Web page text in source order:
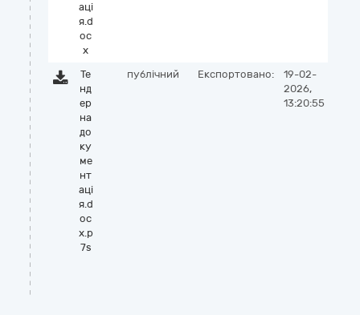
аці
я.d
oc
x
Те
нд
ер
на
до
ку
ме
нт
аці
я.d
oc
x.p
7s
публічний Експортовано:
19-02-
2026,
13:20:55